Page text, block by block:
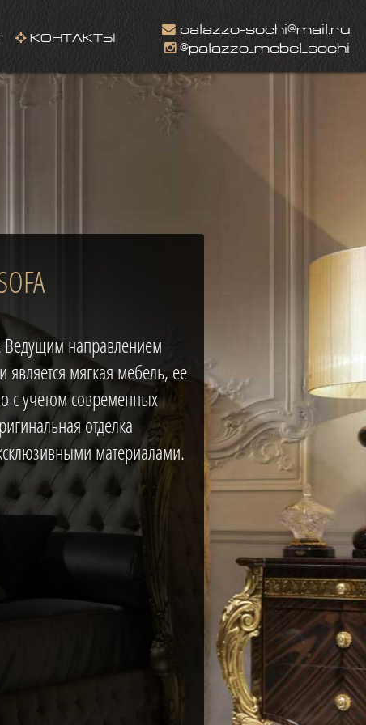
КОНТАКТЫ
palazzo-sochi@mail.ru
@palazzo_mebel_sochi
Ведущим направлением
является мягкая мебель, ее
с учетом современных
отделка
материалами.